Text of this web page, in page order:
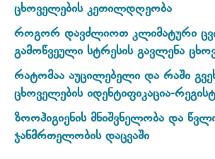
ცხოველების კეთილდღეობა
როგორ დავძლიოთ კლიმატური
გამოწვეული სტრესის გავლენა
რატომაა აუცილებელი და რაში
ცხოველების იდენტიფიკაცია-
ზოოჰიგიენის მნიშვნელობა და
ჯანმრთელობის დაცვაში